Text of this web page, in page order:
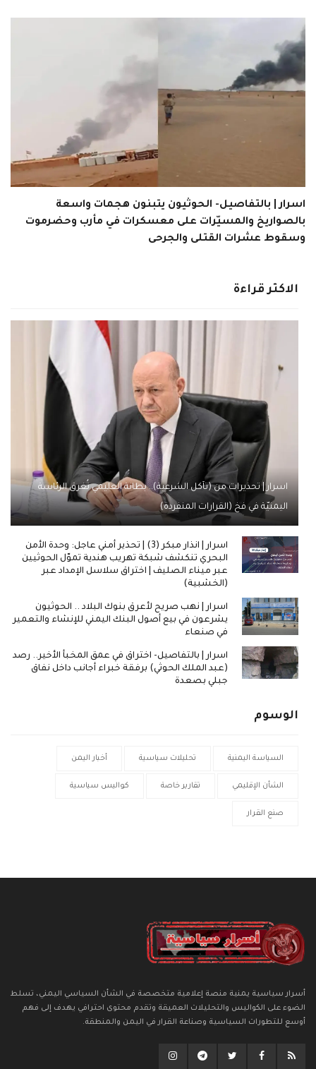
اسرار | بالتفاصيل- الحوثيون يتبنون هجمات واسعة
بالصواريخ والمسيّرات على معسكرات في مأرب وحضرموت
وسقوط عشرات القتلى والجرحى
الاكثر قراءة
اسرار | تحذيرات من (تآكل الشرعية).. بطانة العليمي تُغرق الرئاسة
اليمنيّة في فخ (القرارات المنفردة)
اسرار | انذار مبكر (3) | تحذير أمني عاجل: وحدة الأمن
البحري تنكشف شبكة تهريب هندية تموّل الحوثيين
عبر ميناء الصليف | اختراق سلاسل الإمداد عبر
(الخشبية)
اسرار | نهب صريح لأعرق بنوك البلاد .. الحوثيون
يشرعون في بيع أصول البنك اليمني للإنشاء والتعمير
في صنعاء
اسرار | بالتفاصيل- اختراق في عمق المخبأ الأخير.. رصد
(عبد الملك الحوثي) برفقة خبراء أجانب داخل نفاق
جبلي بصعدة
الوسوم
السياسة اليمنية تحليلات سياسية أخبار اليمن
الشأن الإقليمي تقارير خاصة كواليس سياسية
صنع القرار
أسرار سياسية يمنية منصة إعلامية متخصصة في الشأن السياسي اليمني، تسلط
الضوء على الكواليس والتحليلات العميقة وتقدم محتوى احترافي يهدف إلى فهم
أوسع للتطورات السياسية وصناعة القرار في اليمن والمنطقة.